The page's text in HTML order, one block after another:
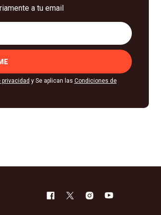
a tu email
y Se aplican las Condiciones de